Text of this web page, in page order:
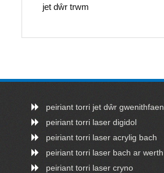
jet dŵr trwm
peiriant torri jet dŵr gwenithfaen
peiriant torri laser digidol
peiriant torri laser acrylig bach
peiriant torri laser bach ar werth
peiriant torri laser cryno